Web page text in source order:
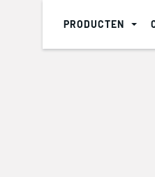
PRODUCTEN